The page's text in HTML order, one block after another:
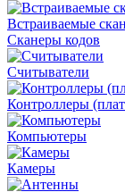
Встраиваемые
Сканеры кодов
Считыватели
Контроллеры
Компьютеры
Камеры